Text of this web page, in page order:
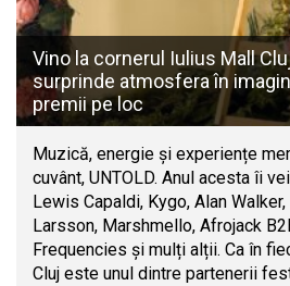
Vino la cornerul Iulius Mall
surprinde atmosfera în
premii pe loc
Muzică, energie și experiențe
cuvânt, UNTOLD. Anul acesta îi
Lewis Capaldi, Kygo, Alan
Larsson, Marshmello, Afrojack
Frequencies și mulți alții. Ca în
Cluj este unul dintre partenerii